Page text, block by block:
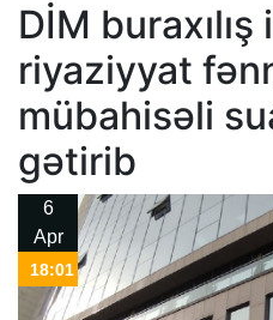
DİM
riyaziyyat
mübahisəli
gətirib
6
Apr
18:01